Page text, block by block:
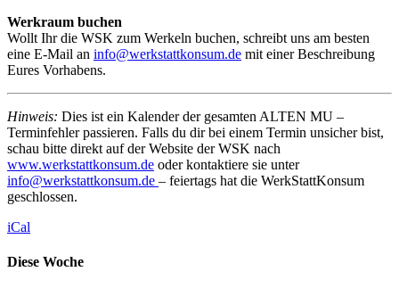
Werkraum buchen
Wollt Ihr die WSK zum Werkeln buchen, schreibt uns am besten
eine E-Mail an info@werkstattkonsum.de mit einer Beschreibung
Eures Vorhabens.
Hinweis: Dies ist ein Kalender der gesamten ALTEN MU –
Terminfehler passieren. Falls du dir bei einem Termin unsicher bist,
schau bitte direkt auf der Website der WSK nach
www.werkstattkonsum.de oder kontaktiere sie unter
info@werkstattkonsum.de – feiertags hat die WerkStattKonsum
geschlossen.
iCal
Diese Woche